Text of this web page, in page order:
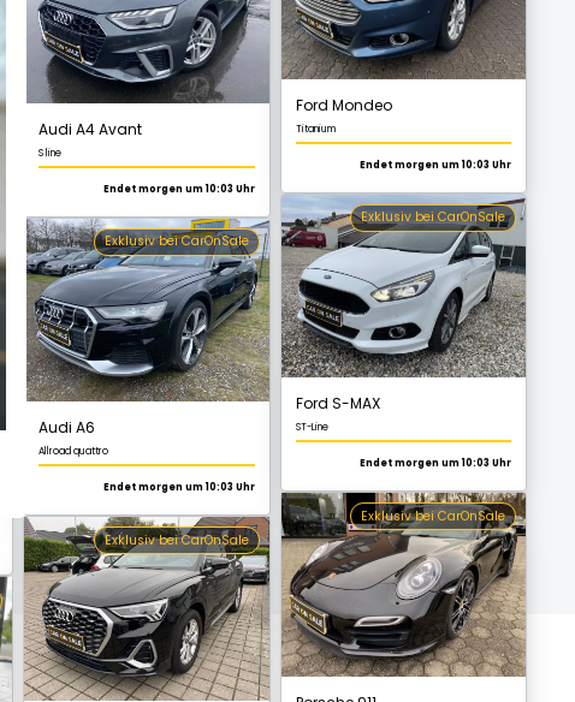
Allroad quattro
Endet morgen um 10:03 Uhr
Exklusiv bei CarOnSale
S line
Endet morgen um 10:03 Uhr
Exklusiv bei CarOnSale
Ford Mondeo
Titanium
Endet morgen um 10:03 Uhr
Ford S-MAX
ST-Line
Endet morgen um 10:03 Uhr
Porsche 911
Turbo
Endet morgen um 10:03 Uhr